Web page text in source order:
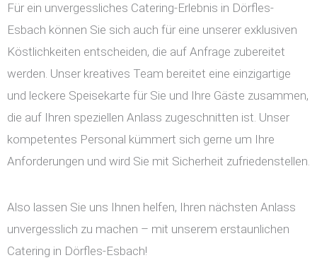
Für ein unvergessliches Catering-Erlebnis in Dörfles-
Esbach können Sie sich auch für eine unserer exklusiven
Köstlichkeiten entscheiden, die auf Anfrage zubereitet
werden. Unser kreatives Team bereitet eine einzigartige
und leckere Speisekarte für Sie und Ihre Gäste zusammen,
die auf Ihren speziellen Anlass zugeschnitten ist. Unser
kompetentes Personal kümmert sich gerne um Ihre
Anforderungen und wird Sie mit Sicherheit zufriedenstellen.
Also lassen Sie uns Ihnen helfen, Ihren nächsten Anlass
unvergesslich zu machen – mit unserem erstaunlichen
Catering in Dörfles-Esbach!